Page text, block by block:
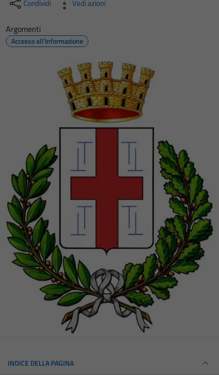
Condividi Vedi azioni
Argomenti
Accesso all'informazione
INDICE DELLA PAGINA